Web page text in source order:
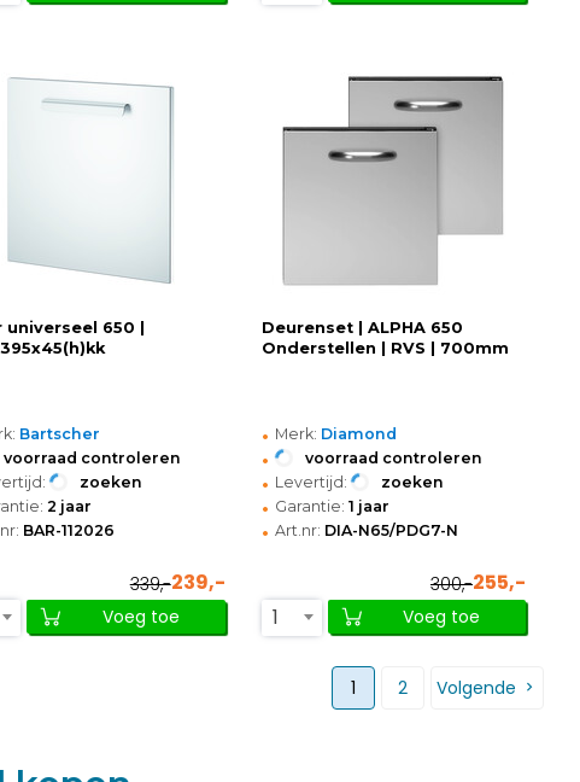
universeel 650 |
Bartscher
voorraad controleren
zoeken
2 jaar
BAR-112026
339,-239,-
Voeg toe
Deurenset | ALPHA 650
Onderstellen | RVS | 700mm
• Merk: Diamond
• voorraad controleren
• Levertijd: zoeken
• Garantie: 1 jaar
• Art.nr: DIA-N65/PDG7-N
300,-255,-
1
Voeg toe
1 2 Volgende